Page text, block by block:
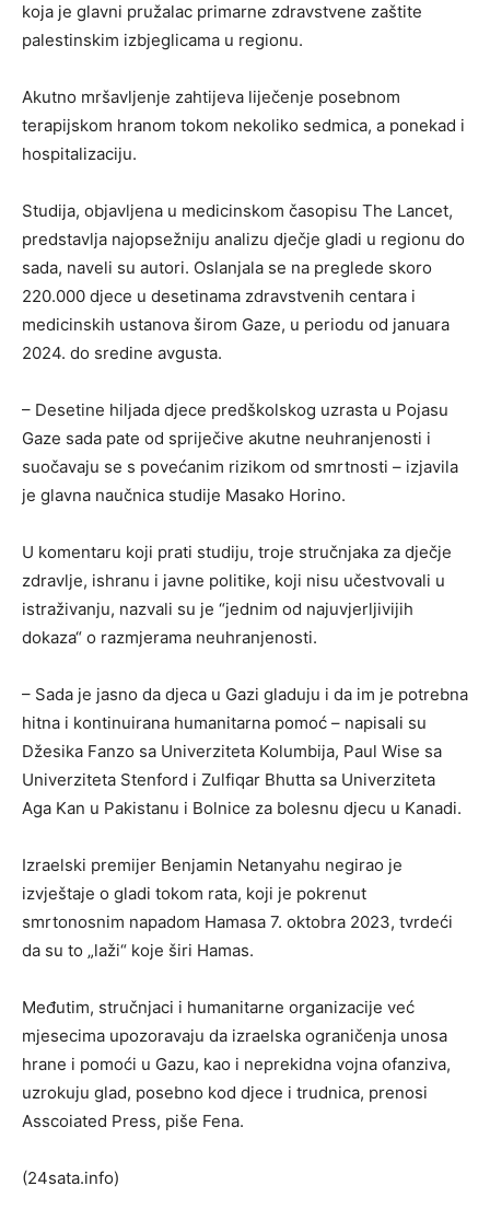
koja je glavni pružalac primarne zdravstvene zaštite
palestinskim izbjeglicama u regionu.
Akutno mršavljenje zahtijeva liječenje posebnom
terapijskom hranom tokom nekoliko sedmica, a ponekad i
hospitalizaciju.
Studija, objavljena u medicinskom časopisu The Lancet,
predstavlja najopsežniju analizu dječje gladi u regionu do
sada, naveli su autori. Oslanjala se na preglede skoro
220.000 djece u desetinama zdravstvenih centara i
medicinskih ustanova širom Gaze, u periodu od januara
2024. do sredine avgusta.
– Desetine hiljada djece predškolskog uzrasta u Pojasu
Gaze sada pate od spriječive akutne neuhranjenosti i
suočavaju se s povećanim rizikom od smrtnosti – izjavila
je glavna naučnica studije Masako Horino.
U komentaru koji prati studiju, troje stručnjaka za dječje
zdravlje, ishranu i javne politike, koji nisu učestvovali u
istraživanju, nazvali su je “jednim od najuvjerljivijih
dokaza“ o razmjerama neuhranjenosti.
– Sada je jasno da djeca u Gazi gladuju i da im je potrebna
hitna i kontinuirana humanitarna pomoć – napisali su
Džesika Fanzo sa Univerziteta Kolumbija, Paul Wise sa
Univerziteta Stenford i Zulfiqar Bhutta sa Univerziteta
Aga Kan u Pakistanu i Bolnice za bolesnu djecu u Kanadi.
Izraelski premijer Benjamin Netanyahu negirao je
izvještaje o gladi tokom rata, koji je pokrenut
smrtonosnim napadom Hamasa 7. oktobra 2023, tvrdeći
da su to „laži“ koje širi Hamas.
Međutim, stručnjaci i humanitarne organizacije već
mjesecima upozoravaju da izraelska ograničenja unosa
hrane i pomoći u Gazu, kao i neprekidna vojna ofanziva,
uzrokuju glad, posebno kod djece i trudnica, prenosi
Asscoiated Press, piše Fena.
(24sata.info)